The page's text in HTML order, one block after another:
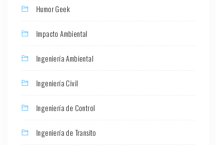
Humor Geek
Impacto Ambiental
Ingeniería Ambiental
Ingeniería Civil
Ingeniería de Control
Ingeniería de Transito